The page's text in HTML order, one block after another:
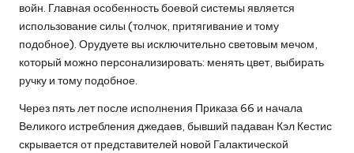
войн. Главная особенность боевой системы является
использование силы (толчок, притягивание и тому
подобное). Орудуете вы исключительно световым мечом,
который можно персонализировать: менять цвет, выбирать
ручку и тому подобное.
Через пять лет после исполнения Приказа 66 и начала
Великого истребления джедаев, бывший падаван Кэл Кестис
скрывается от представителей новой Галактической